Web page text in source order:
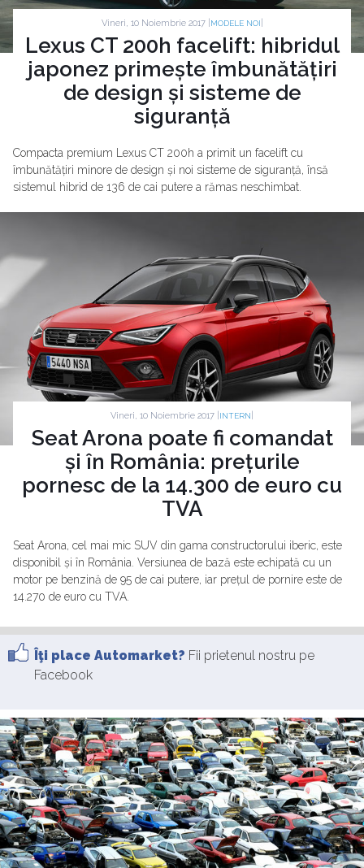
Vineri, 10 Noiembrie 2017 | MODELE NOI
Lexus CT 200h facelift: hibridul
japonez primește îmbunătățiri
de design și sisteme de
siguranță
Compacta premium Lexus CT 200h a primit un facelift cu
îmbunătățiri minore de design și noi sisteme de siguranță, însă
sistemul hibrid de 136 de cai putere a rămas neschimbat.
Vineri, 10 Noiembrie 2017 | INTERN
Seat Arona poate fi comandat
și în România: prețurile
pornesc de la 14.300 de euro cu
TVA
Seat Arona, cel mai mic SUV din gama constructorului iberic, este
disponibil și în România. Versiunea de bază este echipată cu un
motor pe benzină de 95 de cai putere, iar prețul de pornire este de
14.270 de euro cu TVA.
Îţi place Automarket? Fii prietenul nostru pe
Facebook